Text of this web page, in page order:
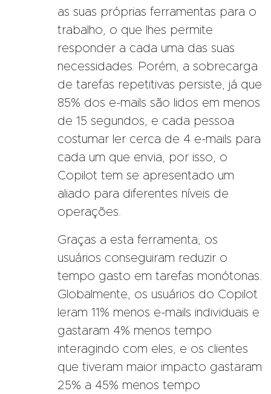
as suas próprias ferramentas para o
trabalho, o que lhes permite
responder a cada uma das suas
necessidades. Porém, a sobrecarga
de tarefas repetitivas persiste, já que
85% dos e-mails são lidos em menos
de 15 segundos, e cada pessoa
costumar ler cerca de 4 e-mails para
cada um que envia, por isso, o
Copilot tem se apresentado um
aliado para diferentes níveis de
operações.
Graças a esta ferramenta, os
usuários conseguiram reduzir o
tempo gasto em tarefas monótonas.
Globalmente, os usuários do Copilot
leram 11% menos e-mails individuais e
gastaram 4% menos tempo
interagindo com eles, e os clientes
que tiveram maior impacto gastaram
25% a 45% menos tempo